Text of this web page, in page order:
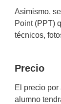
Asimismo,
Point (PPT)
técnicos,
Precio
El precio por
alumno